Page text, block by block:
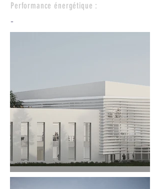
Performance énergétique :
-